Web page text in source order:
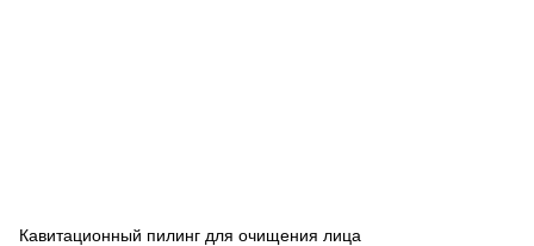
Кавитационный пилинг для очищения лица